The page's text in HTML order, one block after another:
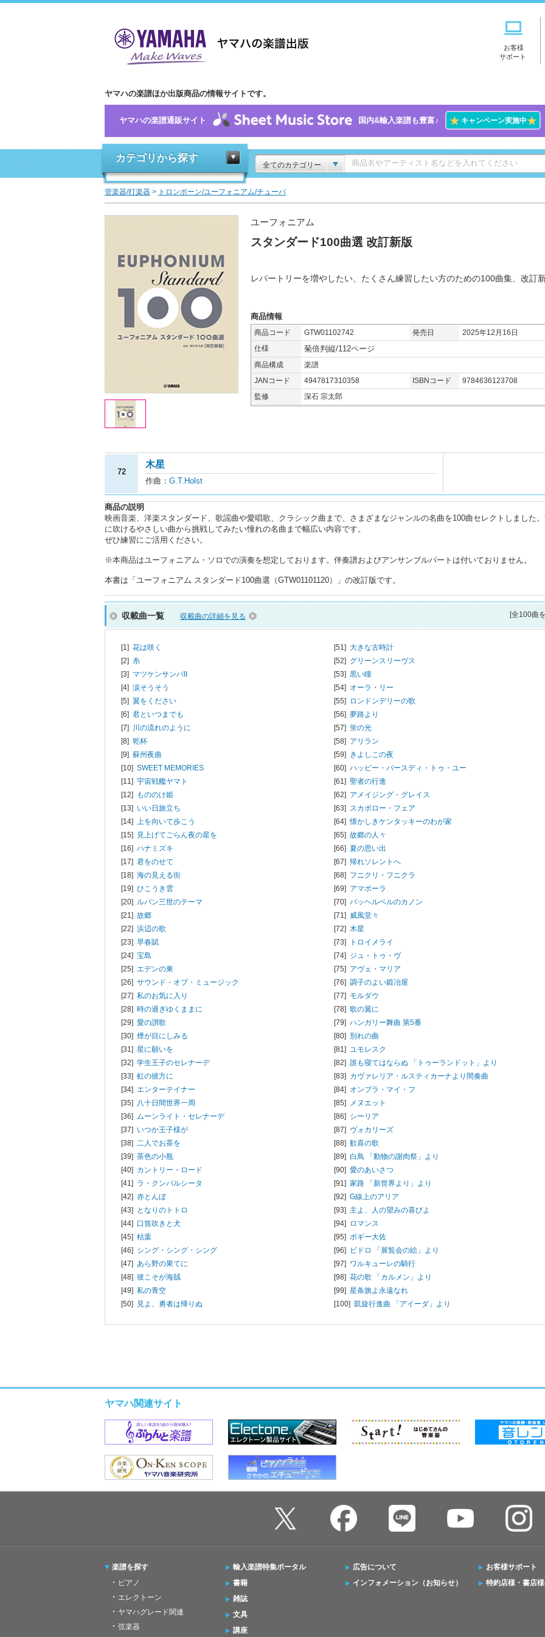
お客様
サポート
ヤマハの楽譜ほか出版商品の情報サイトです。
ヤマハの楽譜通販サイト 国内&輸入楽譜も豊富♪ ★キャンペーン実施中★
カテゴリから探す
全てのカテゴリー
管楽器/打楽器 > トロンボーン/ユーフォニアム/チューバ
ユーフォニアム
スタンダード100曲選 改訂新版
レパートリーを増やしたい、たくさん練習したい方のための100曲集、改訂
商品情報
商品コード GTW01102742 発売日
2025年12月16日
仕様
菊倍判縦/112ページ
商品構成
楽譜
JANコード
4947817310358 ISBNコード
9784636123708
監修
深石 宗太郎
72
木星
作曲： G.T.Holst
商品の説明
映画音楽、洋楽スタンダード、歌謡曲や愛唱歌、クラシック曲まで、さまざまなジャンルの名曲を100曲セレクトしました
に吹けるやさしい曲から挑戦してみたい憧れの名曲まで幅広い内容です。
ぜひ練習にご活用ください。
※本商品はユーフォニアム・ソロでの演奏を想定しております。伴奏譜およびアンサンブルパートは付いておりません。
本書は「ユーフォニアム スタンダード100曲選（GTW01101120）」の改訂版です。
収載曲一覧 収載曲の詳細を見る [全100曲
[1] 花は咲く
[2] 糸
[3] マツケンサンバII
[4] 涙そうそう
[5] 翼をください
[6] 君といつまでも
[7] 川の流れのように
[8] 乾杯
[9] 蘇州夜曲
[10] SWEET MEMORIES
[11] 宇宙戦艦ヤマト
[12] もののけ姫
[13] いい日旅立ち
[14] 上を向いて歩こう
[15] 見上げてごらん夜の星を
[16] ハナミズキ
[17] 君をのせて
[18] 海の見える街
[19] ひこうき雲
[20] ルパン三世のテーマ
[21] 故郷
[22] 浜辺の歌
[23] 早春賦
[24] 宝島
[25] エデンの東
[26] サウンド・オブ・ミュージック
[27] 私のお気に入り
[28] 時の過ぎゆくままに
[29] 愛の讃歌
[30] 煙が目にしみる
[31] 星に願いを
[32] 学生王子のセレナーデ
[33] 虹の彼方に
[34] エンターテイナー
[35] 八十日間世界一周
[36] ムーンライト・セレナーデ
[37] いつか王子様が
[38] 二人でお茶を
[39] 茶色の小瓶
[40] カントリー・ロード
[41] ラ・クンパルシータ
[42] 赤とんぼ
[43] となりのトトロ
[44] 口笛吹きと犬
[45] 枯葉
[46] シング・シング・シング
[47] あら野の果てに
[48] 彼こそが海賊
[49] 私の青空
[50] 見よ、勇者は帰りぬ
[51] 大きな古時計
[52] グリーンスリーヴス
[53] 黒い瞳
[54] オーラ・リー
[55] ロンドンデリーの歌
[56] 夢路より
[57] 蛍の光
[58] アリラン
[59] きよしこの夜
[60] ハッピー・バースディ・トゥ・ユー
[61] 聖者の行進
[62] アメイジング・グレイス
[63] スカボロー・フェア
[64]懐かしきケンタッキーのわが家
[65] 故郷の人々
[66] 夏の思い出
[67] 帰れソレントへ
[68] フニクリ・フニクラ
[69] アマポーラ
[70] パッヘルベルのカノン
[71] 威風堂々
[72] 木星
[73]
トロイメライ
[74] ジュ・トゥ・ヴ
[75] アヴェ・マリア
[76] 調子のよい鍛冶屋
[77] モルダウ
[78] 歌の翼に
[79] ハンガリー舞曲 第5番
[80] 別れの曲
[81] ユモレスク
[82] 誰も寝てはならぬ 「トゥーランドット」より
[83] カヴァレリア・ルスティカーナより間奏曲
[84] オンブラ・マイ・フ
[85] メヌエット
[86] シーリア
[87] ヴォカリーズ
[88] 歓喜の歌
[89] 白鳥 「動物の謝肉祭」より
[90] 愛のあいさつ
[91] 家路 「新世界より」より
[92] G線上のアリア
[93] 主よ、人の望みの喜びよ
[94] ロマンス
[95] ボギー大佐
[96] ビドロ 「展覧会の絵」より
[97] ワルキューレの騎行
[98] 花の歌 「カルメン」より
[99] 星条旗よ永遠なれ
[100] 凱旋行進曲 「アイーダ」より
ヤマハ関連サイト
楽譜を探す
ピアノ
エレクトーン
ヤマハグレード関連
弦楽器
輸入楽譜特集ポータル
書籍
雑誌
文具
講座
広告について
インフォメーション（お知らせ）
お客様サポート
特約店様・書店